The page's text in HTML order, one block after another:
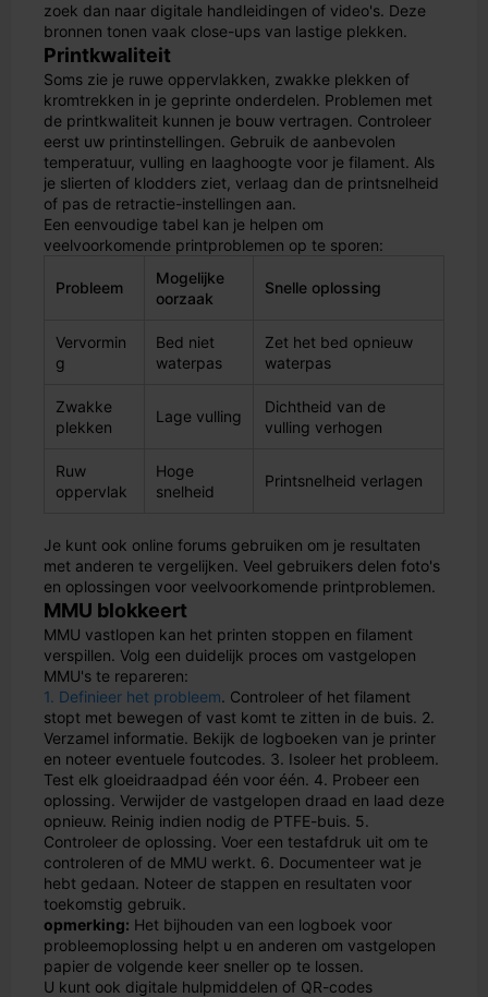
zoek dan naar digitale handleidingen of video's. Deze
bronnen tonen vaak close-ups van lastige plekken.
Printkwaliteit
Soms zie je ruwe oppervlakken, zwakke plekken of
kromtrekken in je geprinte onderdelen. Problemen met
de printkwaliteit kunnen je bouw vertragen. Controleer
eerst uw printinstellingen. Gebruik de aanbevolen
temperatuur, vulling en laaghoogte voor je filament. Als
je slierten of klodders ziet, verlaag dan de printsnelheid
of pas de retractie-instellingen aan.
Een eenvoudige tabel kan je helpen om
veelvoorkomende printproblemen op te sporen:
Probleem
Mogelijke
oorzaak
Snelle oplossing
Vervormin
g
Bed niet
waterpas
Zet het bed opnieuw
waterpas
Zwakke
plekken
Lage vulling
Dichtheid van de
vulling verhogen
Ruw
oppervlak
Hoge
snelheid
Printsnelheid verlagen
Je kunt ook online forums gebruiken om je resultaten
met anderen te vergelijken. Veel gebruikers delen foto's
en oplossingen voor veelvoorkomende printproblemen.
MMU blokkeert
MMU vastlopen kan het printen stoppen en filament
verspillen. Volg een duidelijk proces om vastgelopen
MMU's te repareren:
1. Definieer het probleem. Controleer of het filament
stopt met bewegen of vast komt te zitten in de buis. 2.
Verzamel informatie. Bekijk de logboeken van je printer
en noteer eventuele foutcodes. 3. Isoleer het probleem.
Test elk gloeidraadpad één voor één. 4. Probeer een
oplossing. Verwijder de vastgelopen draad en laad deze
opnieuw. Reinig indien nodig de PTFE-buis. 5.
Controleer de oplossing. Voer een testafdruk uit om te
controleren of de MMU werkt. 6. Documenteer wat je
hebt gedaan. Noteer de stappen en resultaten voor
toekomstig gebruik.
opmerking: Het bijhouden van een logboek voor
probleemoplossing helpt u en anderen om vastgelopen
papier de volgende keer sneller op te lossen.
U kunt ook digitale hulpmiddelen of QR-codes